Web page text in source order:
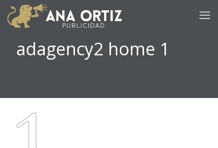
adagency2 home 1